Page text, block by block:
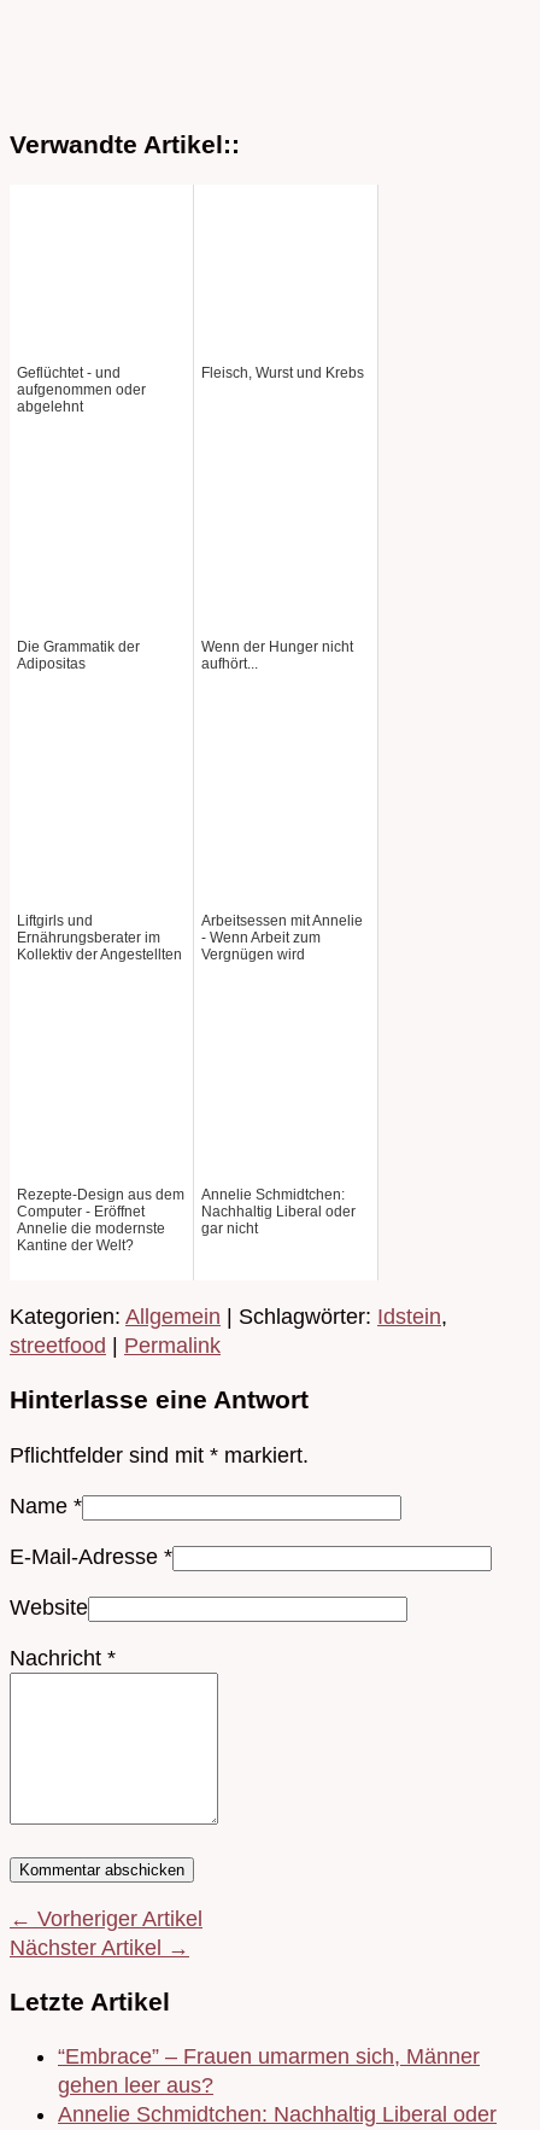
Verwandte Artikel::
Geflüchtet - und
aufgenommen oder
abgelehnt
Fleisch, Wurst und Krebs
Die Grammatik der
Adipositas
Wenn der Hunger nicht
aufhört...
Liftgirls und
Ernährungsberater im
Kollektiv der Angestellten
Arbeitsessen mit Annelie
- Wenn Arbeit zum
Vergnügen wird
Rezepte-Design aus dem
Computer - Eröffnet
Annelie die modernste
Kantine der Welt?
Annelie Schmidtchen:
Nachhaltig Liberal oder
gar nicht
Kategorien: Allgemein | Schlagwörter: Idstein,
streetfood | Permalink
Hinterlasse eine Antwort
Pflichtfelder sind mit * markiert.
Name *
E-Mail-Adresse *
Website
Nachricht *
← Vorheriger Artikel
Nächster Artikel →
Letzte Artikel
“Embrace” – Frauen umarmen sich, Männer
gehen leer aus?
Annelie Schmidtchen: Nachhaltig Liberal oder